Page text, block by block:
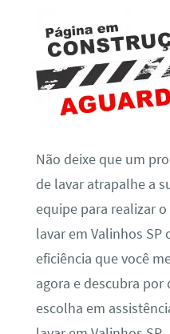
Não deixe que um
de lavar atrapalhe a
equipe para realizar
lavar em Valinhos SP
eficiência que você
agora e descubra
escolha em